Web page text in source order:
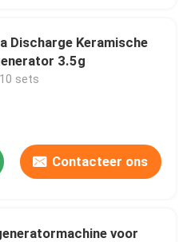
Discharge Keramische
3.5g
sets
Contacteer ons
voor